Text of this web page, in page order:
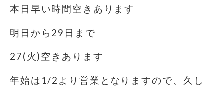
本日早い時間空きあります
明日から29日まで
27(火)空きあります
年始は1/2より営業となりますので、久し